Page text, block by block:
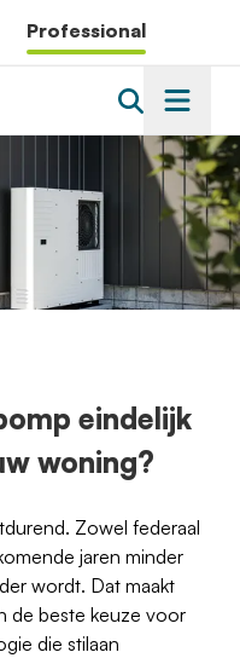
Professional
eindelijk
woning?
Zowel federaal
jaren minder
wordt. Dat maakt
de beste keuze voor
die stilaan